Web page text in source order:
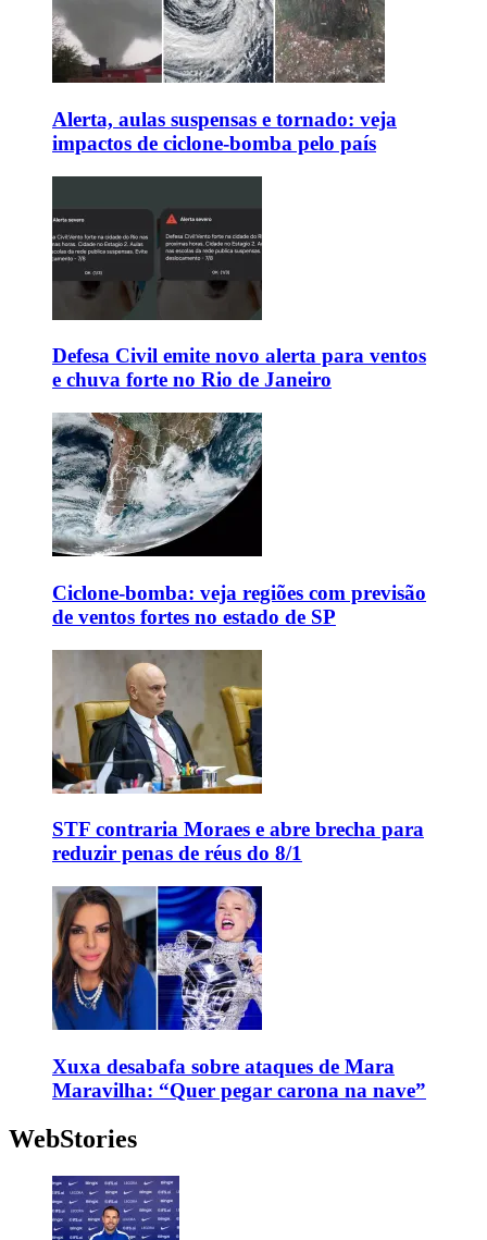
Alerta, aulas suspensas e tornado: veja
impactos de ciclone-bomba pelo país
Defesa Civil emite novo alerta para ventos
e chuva forte no Rio de Janeiro
Ciclone-bomba: veja regiões com previsão
de ventos fortes no estado de SP
STF contraria Moraes e abre brecha para
reduzir penas de réus do 8/1
Xuxa desabafa sobre ataques de Mara
Maravilha: “Quer pegar carona na nave”
WebStories